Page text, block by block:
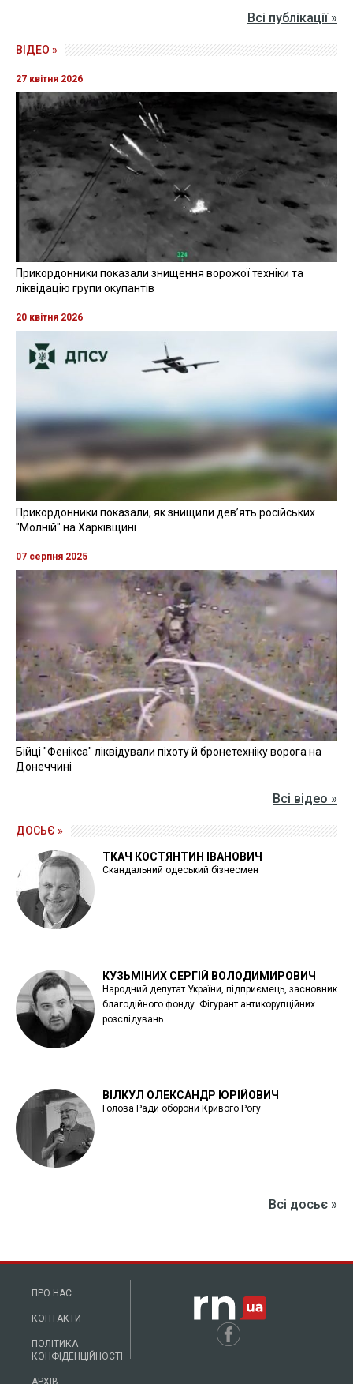
Всі публікації »
ВІДЕО »
27 квітня 2026
Прикордонники показали знищення ворожої техніки та
ліквідацію групи окупантів
20 квітня 2026
Прикордонники показали, як знищили девʼять російських
"Молній" на Харківщині
07 серпня 2025
Бійці "Фенікса" ліквідували піхоту й бронетехніку ворога на
Донеччині
Всі відео »
ДОСЬЄ »
ТКАЧ КОСТЯНТИН ІВАНОВИЧ
Скандальний одеський бізнесмен
КУЗЬМІНИХ СЕРГІЙ ВОЛОДИМИРОВИЧ
Народний депутат України, підприємець, засновник
благодійного фонду. Фігурант антикорупційних
розслідувань
ВІЛКУЛ ОЛЕКСАНДР ЮРІЙОВИЧ
Голова Ради оборони Кривого Рогу
Всі досьє »
ПРО НАС
КОНТАКТИ
ПОЛІТИКА
КОНФІДЕНЦІЙНОСТІ
АРХІВ